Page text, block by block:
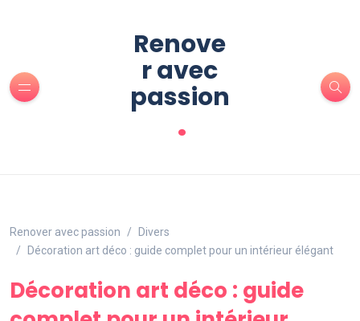
Renove
r avec
passion
.
Renover avec passion
Divers
Décoration art déco : guide complet pour un intérieur élégant
Décoration art déco : guide